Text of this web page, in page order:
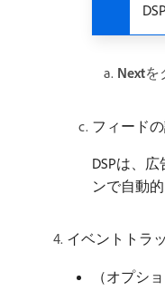
Nextを
フィード
DSPは、広
ンで自動
イベントトラ
（オプシ